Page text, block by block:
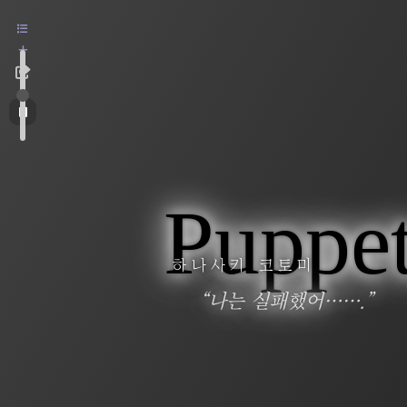
하나사키 코토미
“나는 실패했어…….”